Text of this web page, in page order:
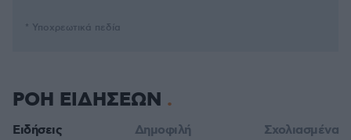
* Υποχρεωτικά πεδία
ΡΟΗ ΕΙΔΗΣΕΩΝ
Ειδήσεις Δημοφιλή Σχολιασμένα